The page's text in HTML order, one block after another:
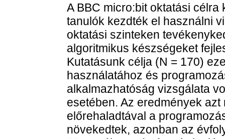
A BBC micro:bit oktatási
tanulók kezdték el használni
oktatási szinteken
algoritmikus készségeket
Kutatásunk célja (N = 170)
használatához és
alkalmazhatóság vizsgálata
esetében. Az eredmények
előrehaladtával a
növekedtek, azonban az